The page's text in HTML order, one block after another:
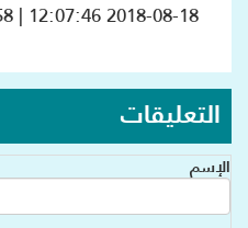
2018-08-18 12:07:46 | 2558 قراءة
التعليقات
الإسم